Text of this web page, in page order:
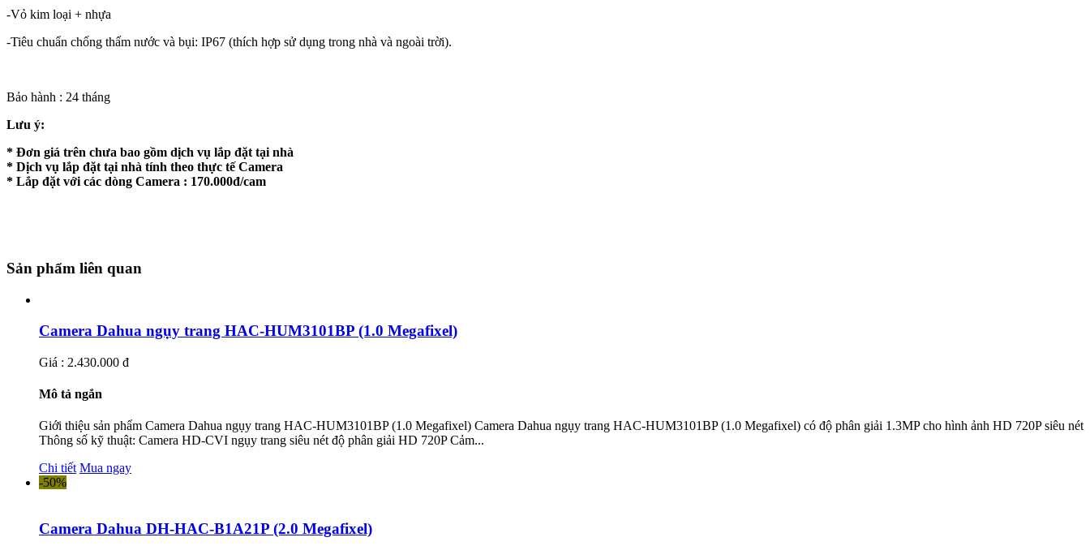
-Vỏ kim loại + nhựa
-Tiêu chuẩn chống thấm nước và bụi: IP67 (thích hợp sử dụng trong nhà và ngoài trời).
Bảo hành : 24 tháng
Lưu ý:
* Đơn giá trên chưa bao gồm dịch vụ lắp đặt tại nhà
* Dịch vụ lắp đặt tại nhà tính theo thực tế Camera
* Lắp đặt với các dòng Camera : 170.000đ/cam
Sản phẩm liên quan
Camera Dahua ngụy trang HAC-HUM3101BP (1.0 Megafixel)
Giá : 2.430.000 đ
Mô tả ngắn
Giới thiệu sản phẩm Camera Dahua ngụy trang HAC-HUM3101BP (1.0 Megafixel) Camera Dahua ngụy trang HAC-HUM3101BP (1.0 Megafixel) có độ phân giải 1.3MP cho hình ảnh HD 720P siêu nét
Thông số kỹ thuật: Camera HD-CVI ngụy trang siêu nét độ phân giải HD 720P Cảm...
Chi tiết Mua ngay
-50%
Camera Dahua DH-HAC-B1A21P (2.0 Megafixel)